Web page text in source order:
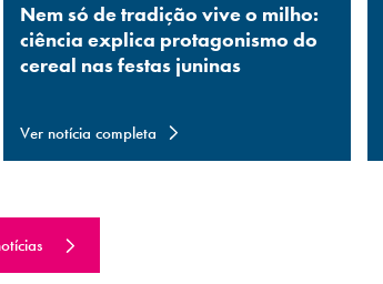
Nem só de tradição vive o milho:
ciência explica protagonismo do
cereal nas festas juninas
Ver notícia completa